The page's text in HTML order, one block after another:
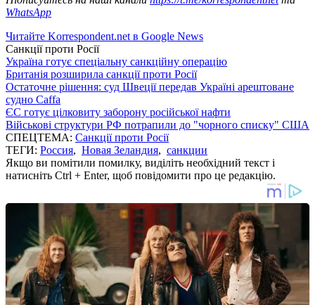
WhatsApp
Читайте Korrespondent.net в Google News
Санкції проти Росії
Україна готує спеціальну санкційну операцію
Британія розширила санкції проти Росії
Остаточне рішення: суд Швеції передав Україні арештоване
судно Caffa
ЄС готує цілковиту заборону російської нафти
Військові структури РФ потрапили до "чорного списку" США
СПЕЦТЕМА: Санкції проти Росії
ТЕГИ: Россия, Новая Зеландия, санкции
Якщо ви помітили помилку, виділіть необхідний текст і
натисніть Ctrl + Enter, щоб повідомити про це редакцію.